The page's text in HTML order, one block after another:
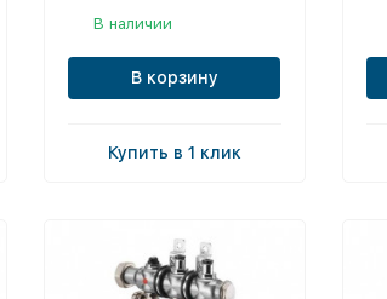
В наличии
В корзину
Купить в 1 клик